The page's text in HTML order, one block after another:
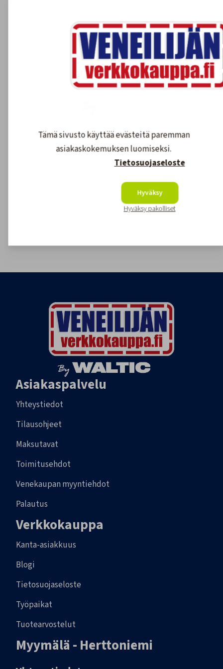
Veneilijän Verkkokauppa on kotimainen
yritys, joka työllistää suomalaisia.
Maksutavat
Meillä maksat monipuolisesti ja
Nopea toimitus
Varastossa olevat tuotteet 1-3 arkipäivää.
Tilaustuotteet yleensä 2-7 arkipäivää.
Asiakaspalvelu
Asiakaspalvelu
Yhteystiedot
Tilausohjeet
Maksutavat
Toimitusehdot
Venekaupan myyntiehdot
Palautus
Verkkokauppa
Kanta-asiakkuus
Blogi
Tietosuojaseloste
Työpaikat
Tuotearvostelut
Myymälä - Herttoniemi
Tämä sivusto käyttää evästeitä paremman
asiakaskokemuksen luomiseksi.
Tietosuojaseloste
Hyväksy
Hyväksy pakolliset